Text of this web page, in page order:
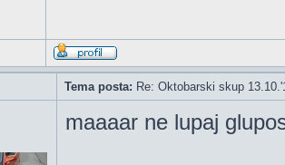
Tema posta: Re: Oktobarski skup
maaaar ne lupaj